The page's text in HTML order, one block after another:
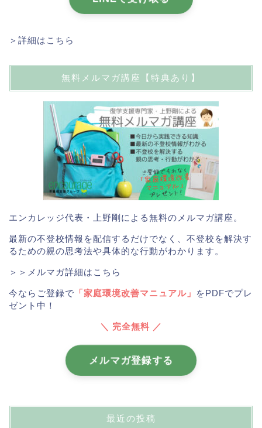
＞詳細はこちら
無料メルマガ講座【特典あり】
エンカレッジ代表・上野剛による無料のメルマガ講座。
最新の不登校情報を配信するだけでなく、不登校を解決す
るための親の思考法や具体的な行動がわかります。
＞＞メルマガ詳細はこちら
今ならご登録で 「家庭環境改善マニュアル」
をPDFでプレ
ゼント中！
＼ 完全無料 ／
メルマガ登録する
最近の投稿